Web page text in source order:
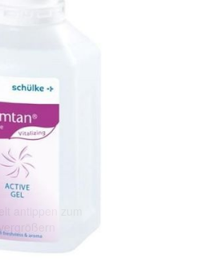
antippen zum
vergrößern